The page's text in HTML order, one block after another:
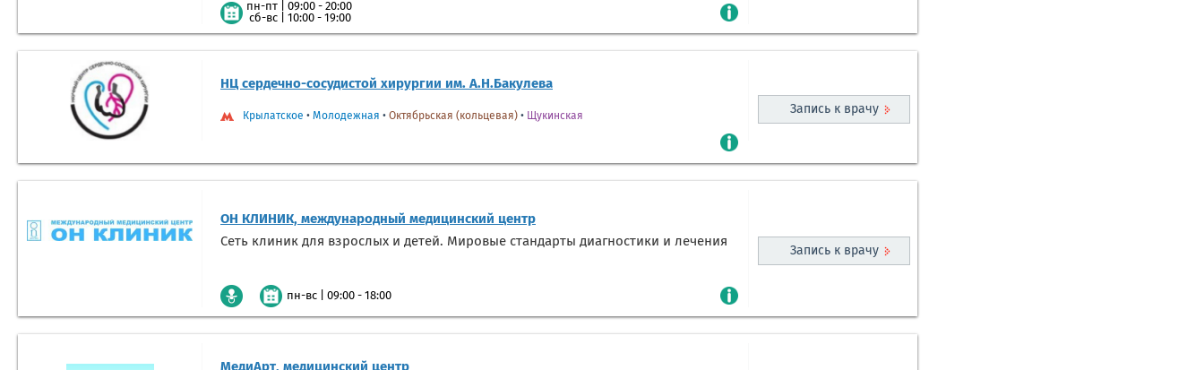
пн-пт
09:00 - 20:00
сб-вс
10:00 - 19:00
НЦ сердечно-сосудистой хирургии им. А.Н.Бакулева
Крылатское • Молодежная • Октябрьская (кольцевая) • Щукинская
Запись к врачу
ОН КЛИНИК, международный медицинский центр
Сеть клиник для взрослых и детей. Мировые стандарты диагностики и лечения
Запись к врачу
пн-вс 09:00 - 18:00
МедиАрт, медицинский центр